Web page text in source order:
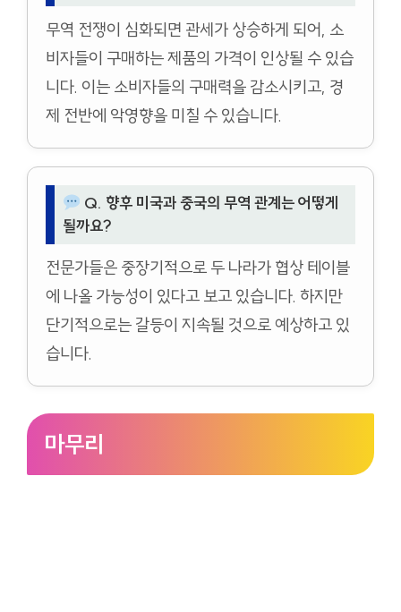
무역 전쟁이 심화되면 관세가 상승하게 되어, 소
비자들이 구매하는 제품의 가격이 인상될 수 있습
니다. 이는 소비자들의 구매력을 감소시키고, 경
제 전반에 악영향을 미칠 수 있습니다.
Q. 향후 미국과 중국의 무역 관계는 어떻게
될까요?
전문가들은 중장기적으로 두 나라가 협상 테이블
에 나올 가능성이 있다고 보고 있습니다. 하지만
단기적으로는 갈등이 지속될 것으로 예상하고 있
습니다.
마무리